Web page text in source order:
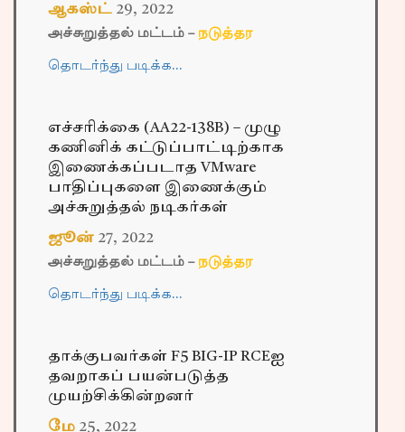
ஆகஸ்ட் 29, 2022
அச்சுறுத்தல் மட்டம் – நடுத்தர
தொடர்ந்து படிக்க…
எச்சரிக்கை (AA22-138B) – முழு
கணினிக் கட்டுப்பாட்டிற்காக
இணைக்கப்படாத VMware
பாதிப்புகளை இணைக்கும்
அச்சுறுத்தல் நடிகர்கள்
ஜூன் 27, 2022
அச்சுறுத்தல் மட்டம் – நடுத்தர
தொடர்ந்து படிக்க…
தாக்குபவர்கள் F5 BIG-IP RCEஐ
தவறாகப் பயன்படுத்த
முயற்சிக்கின்றனர்
மே 25, 2022